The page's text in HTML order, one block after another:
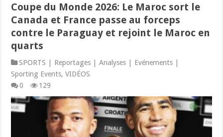
Coupe du Monde 2026: Le Maroc sort le
Canada et France passe au forceps
contre le Paraguay et rejoint le Maroc en
quarts
SPORTS | Reportages | Analyses | Evénements |
Sporting Events,VIDÉOS
0
129